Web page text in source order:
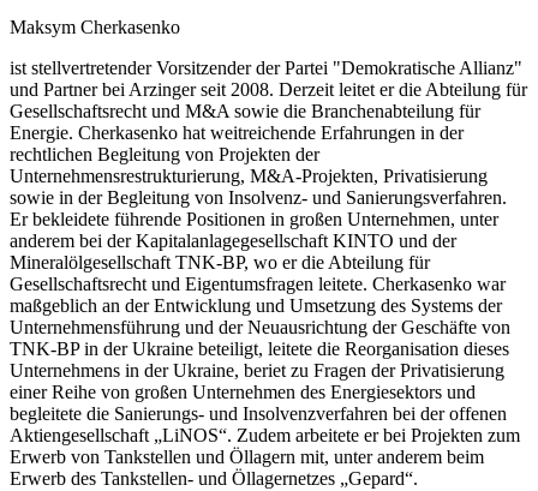
Maksym Cherkasenko
ist stellvertretender Vorsitzender der Partei "Demokratische Allianz"
und Partner bei Arzinger seit 2008. Derzeit leitet er die Abteilung für
Gesellschaftsrecht und M&A sowie die Branchenabteilung für
Energie. Cherkasenko hat weitreichende Erfahrungen in der
rechtlichen Begleitung von Projekten der
Unternehmensrestrukturierung, M&A-Projekten, Privatisierung
sowie in der Begleitung von Insolvenz- und Sanierungsverfahren.
Er bekleidete führende Positionen in großen Unternehmen, unter
anderem bei der Kapitalanlagegesellschaft KINTO und der
Mineralölgesellschaft TNK-BP, wo er die Abteilung für
Gesellschaftsrecht und Eigentumsfragen leitete. Cherkasenko war
maßgeblich an der Entwicklung und Umsetzung des Systems der
Unternehmensführung und der Neuausrichtung der Geschäfte von
TNK-BP in der Ukraine beteiligt, leitete die Reorganisation dieses
Unternehmens in der Ukraine, beriet zu Fragen der Privatisierung
einer Reihe von großen Unternehmen des Energiesektors und
begleitete die Sanierungs- und Insolvenzverfahren bei der offenen
Aktiengesellschaft „LiNOS“. Zudem arbeitete er bei Projekten zum
Erwerb von Tankstellen und Öllagern mit, unter anderem beim
Erwerb des Tankstellen- und Öllagernetzes „Gepard“.